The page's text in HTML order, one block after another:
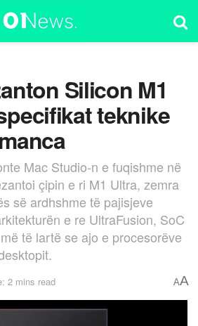
Silicon M1
teknike
Mac Studio-n e fuqishme në
çipin e ri M1 Ultra, zemra
së ardhshme të pajisjeve
e re UltraFusion, SoC
të lartë se ajo e procesorëve
2 mins read AA